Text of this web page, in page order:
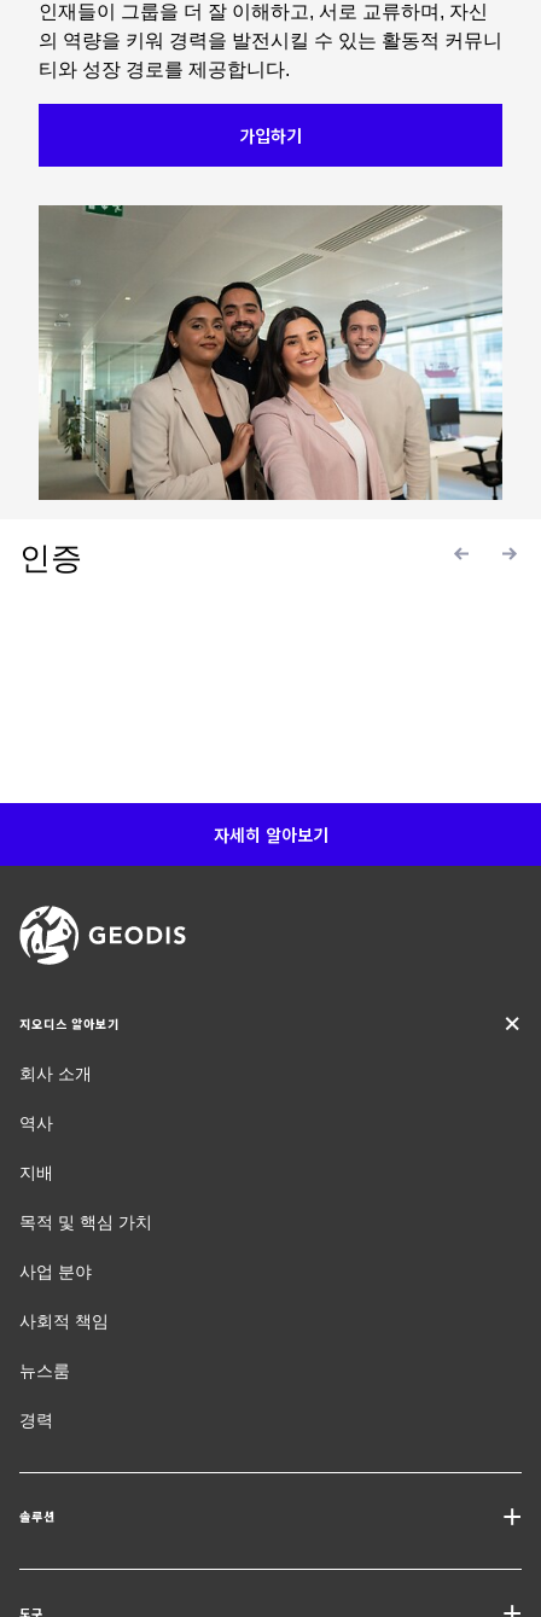
인재들이 그룹을 더 잘 이해하고, 서로 교류하며, 자신
의 역량을 키워 경력을 발전시킬 수 있는 활동적 커뮤니
티와 성장 경로를 제공합니다.
가입하기
Keepeek
인증
자세히 알아보기
지오디스 알아보기
회사 소개
역사
지배
목적 및 핵심 가치
사업 분야
사회적 책임
뉴스룸
경력
솔루션
운송 서비스
도구